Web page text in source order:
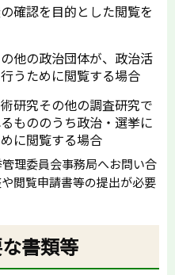
確認を目的とした閲覧を
他の政治団体が、政治活
うために閲覧する場合
研究その他の調査研究で
もののうち政治・選挙に
に閲覧する場合
理委員会事務局へお問い合
閲覧申請書等の提出が必要
書類等